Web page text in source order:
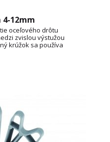
12mm
oceľového drôtu
zvislou výstužou
krúžok sa používa